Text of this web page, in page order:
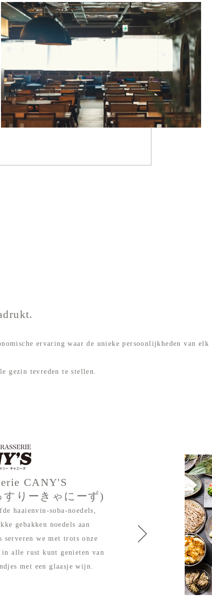
ervaring waar de unieke persoonlijkheden van elk
gezin tevreden te stellen.
CANY'S
りーきゃにーず)
haaienvin-soba-noedels,
gebakken noedels aan
we met trots onze
in alle rust kunt genieten van
met een glaasje wijn.